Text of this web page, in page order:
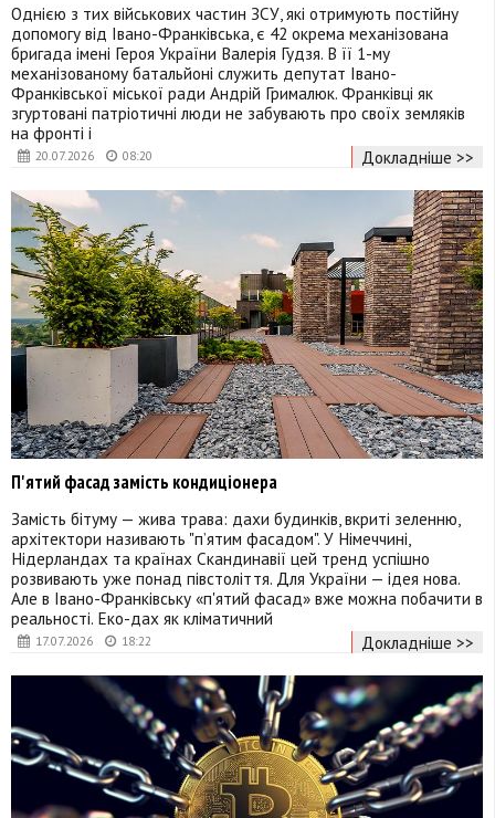
20.07.2026 08:20
Однією з тих військових частин ЗСУ, які отримують постійну
допомогу від Івано-Франківська, є 42 окрема механізована
бригада імені Героя України Валерія Гудзя. В її 1-му
механізованому батальйоні служить депутат Івано-
Франківської міської ради Андрій Грималюк. Франківці як
згуртовані патріотичні люди не забувають про своїх земляків
на фронті і
Докладніше >>
17.07.2026 18:22
П'ятий фасад замість кондиціонера
Замість бітуму — жива трава: дахи будинків, вкриті зеленню,
архітектори називають "п’ятим фасадом". У Німеччині,
Нідерландах та країнах Скандинавії цей тренд успішно
розвивають уже понад півстоліття. Для України — ідея нова.
Але в Івано-Франківську «п'ятий фасад» вже можна побачити в
реальності. Еко-дах як кліматичний
Докладніше >>